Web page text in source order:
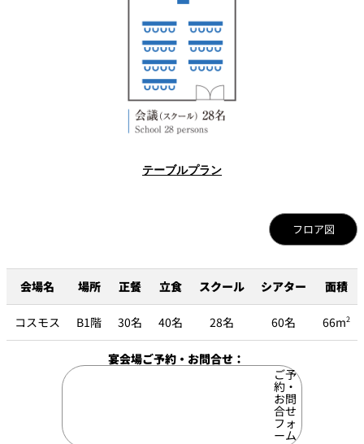
フォーシーズ
ンズ
レストランキ
ャンセルポリ
ッシュレス決
済のご案内
メールマガジ
ン"Letter
フォーム
テーブルプラン
フロア図
会場名 場所 正餐 立食 スクール シアター 面積
コスモス B1階 30名 40名 28名 60名 66m2
宴会場ご予約・お問合せ：
ご予
約・
お問
合せ
フォ
ーム